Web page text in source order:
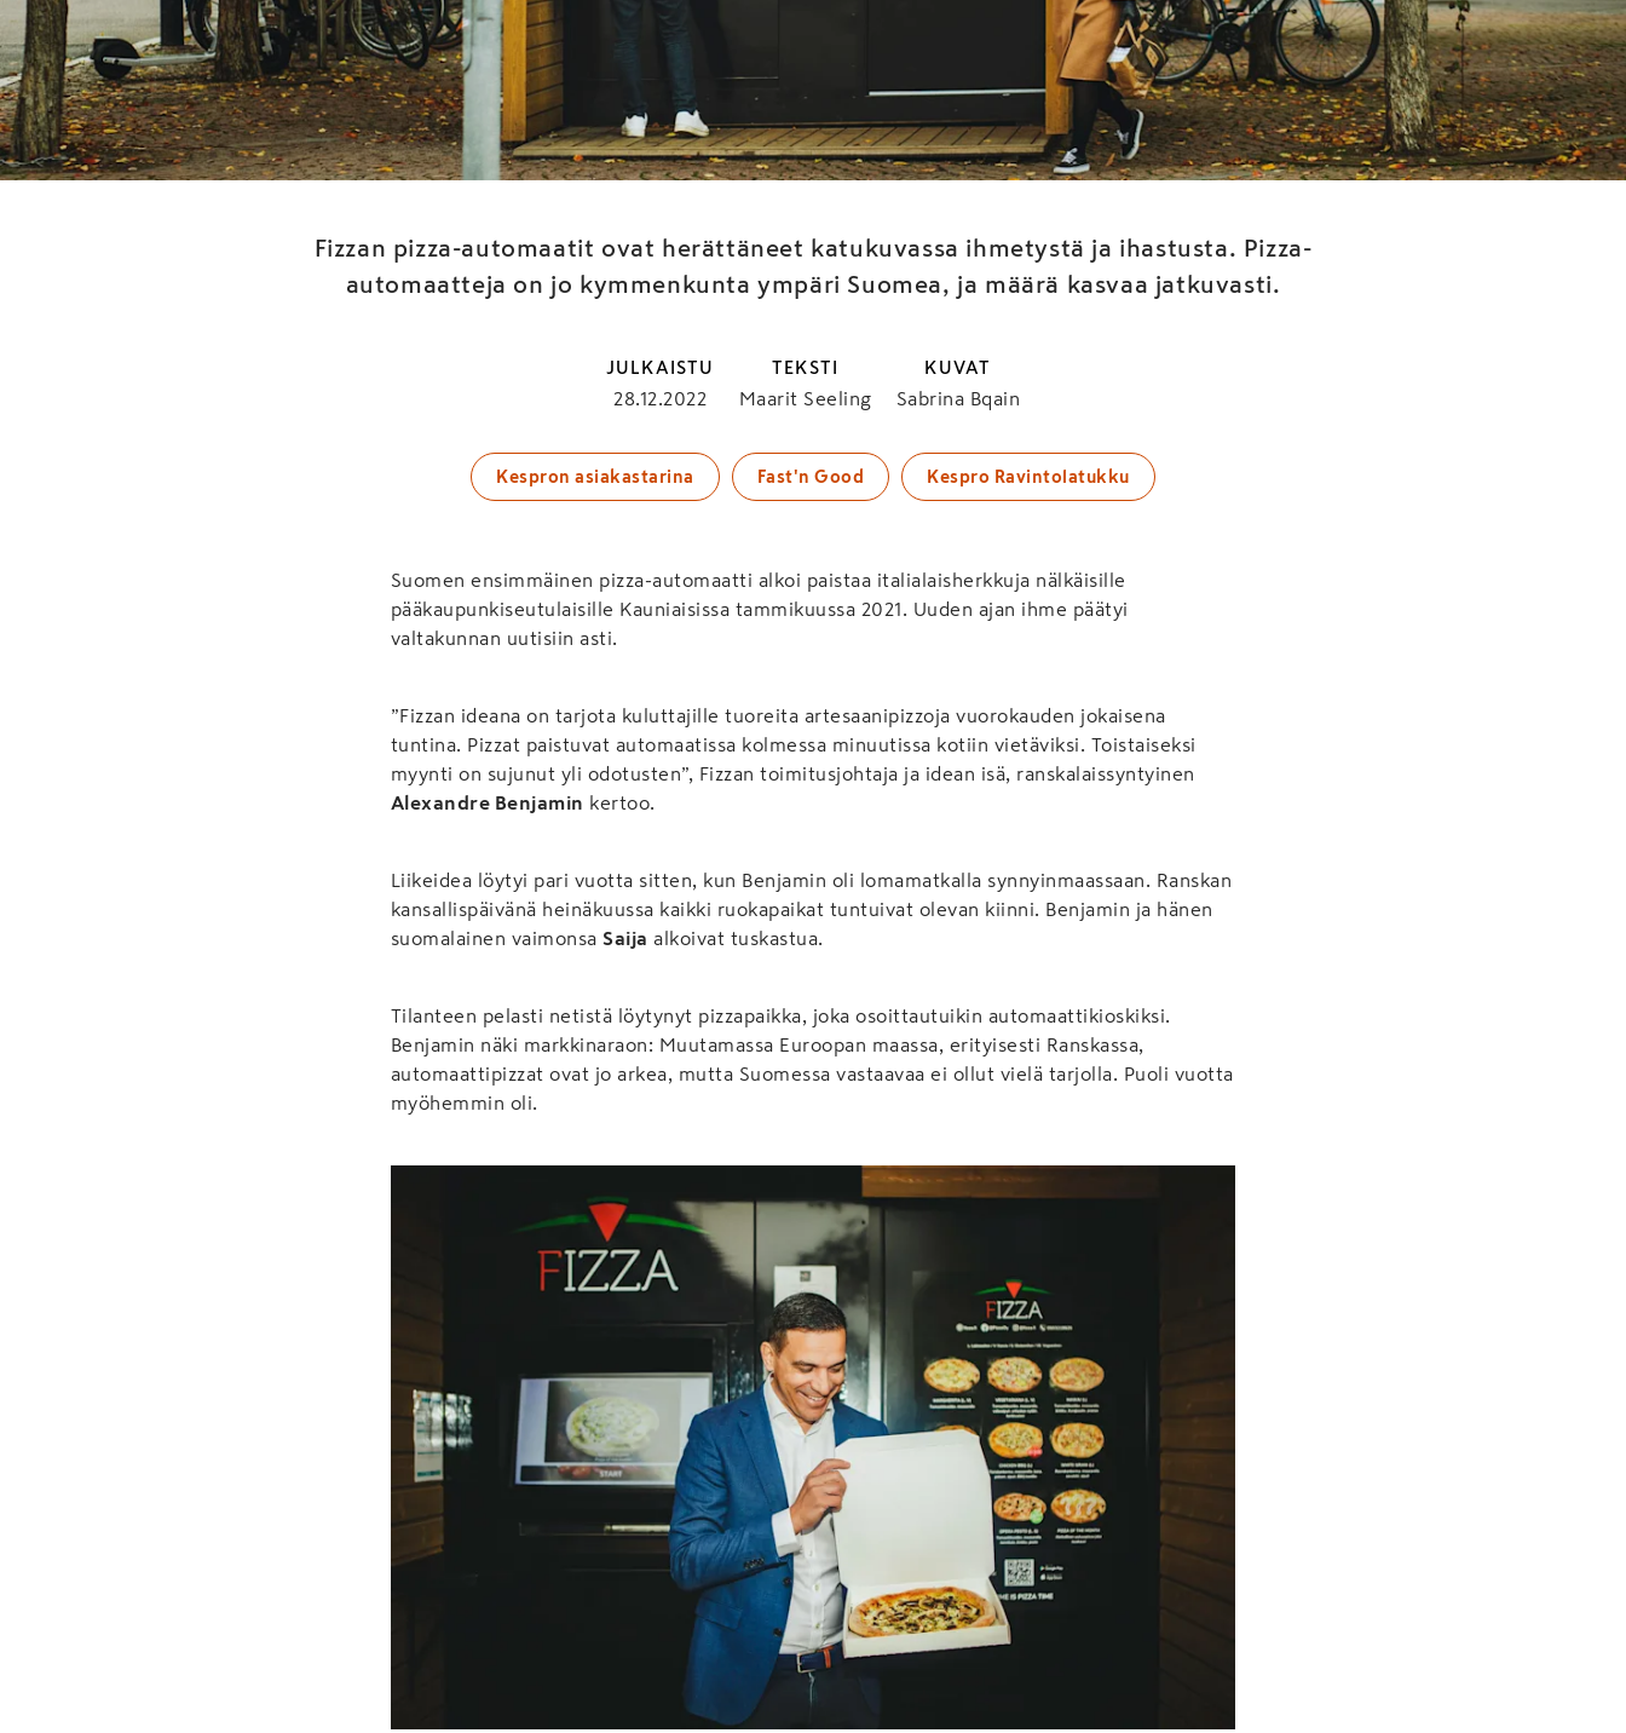
Artesaanipizzoja vuorokauden
ympäri Fizza-automaateista
Fizzan pizza-automaatit ovat herättäneet katukuvassa ihmetystä ja ihastusta. Pizza-
automaatteja on jo kymmenkunta ympäri Suomea, ja määrä kasvaa jatkuvasti.
JULKAISTU
28.12.2022
TEKSTI
Maarit Seeling
KUVAT
Sabrina Bqain
Kespron asiakastarina Fast'n Good Kespro Ravintolatukku
Suomen ensimmäinen pizza-automaatti alkoi paistaa italialaisherkkuja nälkäisille
pääkaupunkiseutulaisille Kauniaisissa tammikuussa 2021. Uuden ajan ihme päätyi
valtakunnan uutisiin asti.
”Fizzan ideana on tarjota kuluttajille tuoreita artesaanipizzoja vuorokauden jokaisena
tuntina. Pizzat paistuvat automaatissa kolmessa minuutissa kotiin vietäviksi. Toistaiseksi
myynti on sujunut yli odotusten”, Fizzan toimitusjohtaja ja idean isä, ranskalaissyntyinen
Alexandre Benjamin kertoo.
Liikeidea löytyi pari vuotta sitten, kun Benjamin oli lomamatkalla synnyinmaassaan. Ranskan
kansallispäivänä heinäkuussa kaikki ruokapaikat tuntuivat olevan kiinni. Benjamin ja hänen
suomalainen vaimonsa Saija alkoivat tuskastua.
Tilanteen pelasti netistä löytynyt pizzapaikka, joka osoittautuikin automaattikioskiksi.
Benjamin näki markkinaraon: Muutamassa Euroopan maassa, erityisesti Ranskassa,
automaattipizzat ovat jo arkea, mutta Suomessa vastaavaa ei ollut vielä tarjolla. Puoli vuotta
myöhemmin oli.